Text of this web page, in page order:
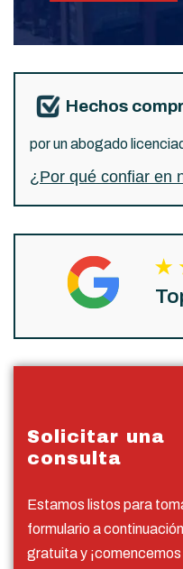
Hechos
por un abogado
¿Por qué confiar en
Solicitar una
consulta
Estamos listos para
formulario a
gratuita y